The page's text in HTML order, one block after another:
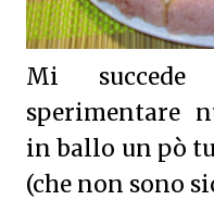
Mi
sperimentare
in ballo un pò
(che non sono